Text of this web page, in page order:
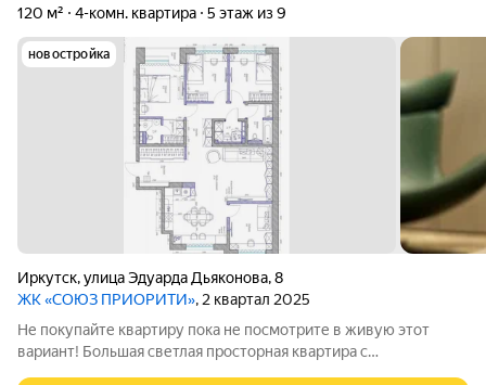
120 м² 4-комн. квартира 5 этаж из 9
новостройка
Иркутск,улица Эдуарда Дьяконова,8
ЖК «СОЮЗ ПРИОРИТИ», 2 квартал 2025
Не покупайте квартиру пока не посмотрите в живую этот
вариант! Большая светлая просторная квартира с